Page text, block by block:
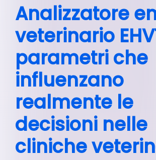
Analizzatore
veterinario
parametri che
influenzano
realmente le
decisioni nelle
cliniche